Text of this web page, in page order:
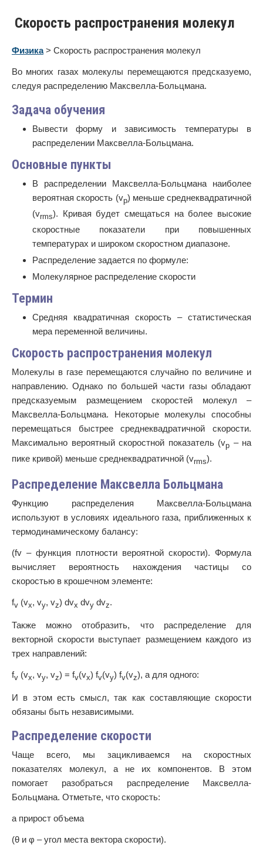
Скорость распространения молекул
Физика> Скорость распространения молекул
Во многих газах молекулы перемещаются предсказуемо,
следуя распределению Максвелла-Больцмана.
Задача обучения
Вывести форму и зависимость температуры в
распределении Максвелла-Больцмана.
Основные пункты
В распределении Максвелла-Больцмана наиболее
вероятная скорость (vp) меньше среднеквадратичной
(vrms). Кривая будет смещаться на более высокие
скоростные показатели при повышенных
температурах и широком скоростном диапазоне.
Распределение задается по формуле:
Молекулярное распределение скорости
Термин
Средняя квадратичная скорость – статистическая
мера переменной величины.
Скорость распространения молекул
Молекулы в газе перемещаются случайно по величине и
направлению. Однако по большей части газы обладают
предсказуемым размещением скоростей молекул –
Максвелла-Больцмана. Некоторые молекулы способны
перемещаться быстрее среднеквадратичной скорости.
Максимально вероятный скоростной показатель (vp – на
пике кривой) меньше среднеквадратичной (vrms).
Распределение Максвелла Больцмана
Функцию распределения Максвелла-Больцмана
используют в условиях идеального газа, приближенных к
термодинамическому балансу:
(fv – функция плотности вероятной скорости). Формула
вычисляет вероятность нахождения частицы со
скоростью в крошечном элементе:
fv (vx, vy, vz) dvx dvy dvz.
Также можно отобразить, что распределение для
векторной скорости выступает размещением каждого из
трех направлений:
fv (vx, vy, vz) = fv(vx) fv(vy) fv(vz), а для одного:
И в этом есть смысл, так как составляющие скорости
обязаны быть независимыми.
Распределение скорости
Чаще всего, мы зацикливаемся на скоростных
показателях молекул, а не их компонентов. В этом
помогает разобраться распределение Максвелла-
Больцмана. Отметьте, что скорость:
а прирост объема
(θ и φ – угол места вектора скорости).